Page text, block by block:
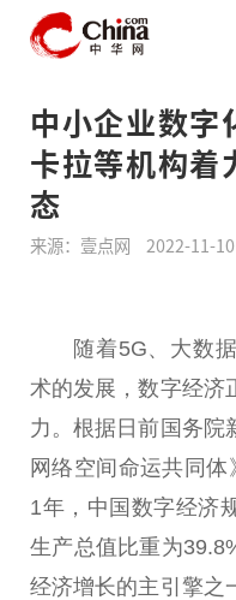
中小企业数字
卡拉等机构着
态
来源：壹点网 2022-11-
随着5G、大数
术的发展，数字经济
力。根据日前国务院
网络空间命运共同
1年， 中国 数字经济
生产总值比重为
经济增长的主引擎之